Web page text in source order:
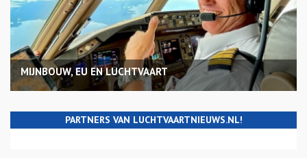
MIJNBOUW, EU EN LUCHTVAART
PARTNERS VAN LUCHTVAARTNIEUWS.NL!